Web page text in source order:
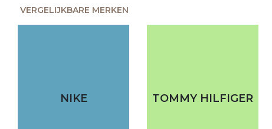
VERGELIJKBARE MERKEN
NIKE TOMMY HILFIGER